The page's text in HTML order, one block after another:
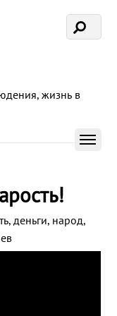
жизнь в
, деньги, народ,